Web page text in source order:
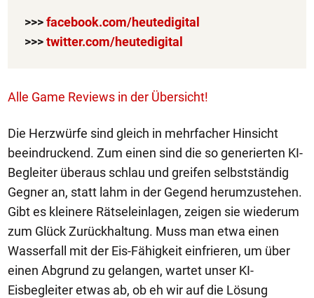
>>>facebook.com/heutedigital
>>>twitter.com/heutedigital
Alle Game Reviews in der Übersicht!
Die Herzwürfe sind gleich in mehrfacher Hinsicht
beeindruckend. Zum einen sind die so generierten KI-
Begleiter überaus schlau und greifen selbstständig
Gegner an, statt lahm in der Gegend herumzustehen.
Gibt es kleinere Rätseleinlagen, zeigen sie wiederum
zum Glück Zurückhaltung. Muss man etwa einen
Wasserfall mit der Eis-Fähigkeit einfrieren, um über
einen Abgrund zu gelangen, wartet unser KI-
Eisbegleiter etwas ab, ob eh wir auf die Lösung